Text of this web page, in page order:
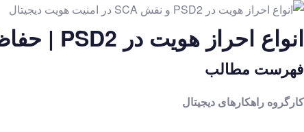
درباره ما
رویدادها
مکتوبات
حکمرانی
انواع احراز هویت در PSD2 | حفاظت از هویت دیجیتال
فهرست مطالب
کارگروه راهکارهای دیجیتال